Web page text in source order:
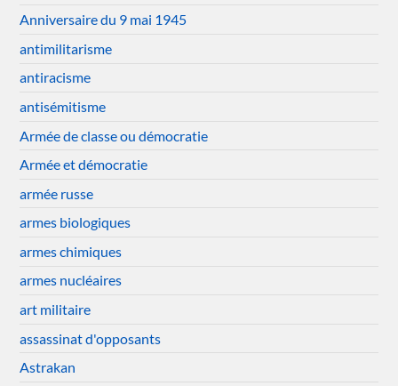
Anniversaire du 9 mai 1945
antimilitarisme
antiracisme
antisémitisme
Armée de classe ou démocratie
Armée et démocratie
armée russe
armes biologiques
armes chimiques
armes nucléaires
art militaire
assassinat d'opposants
Astrakan